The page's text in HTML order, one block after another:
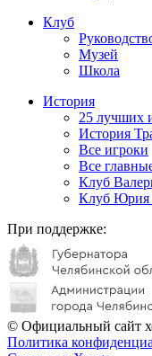
Клуб
Музей
Школа
История
25 лучших
История
Все игроки
Все
Клуб
Клуб Юрия
При поддержке:
© Официальный сайт
Политика